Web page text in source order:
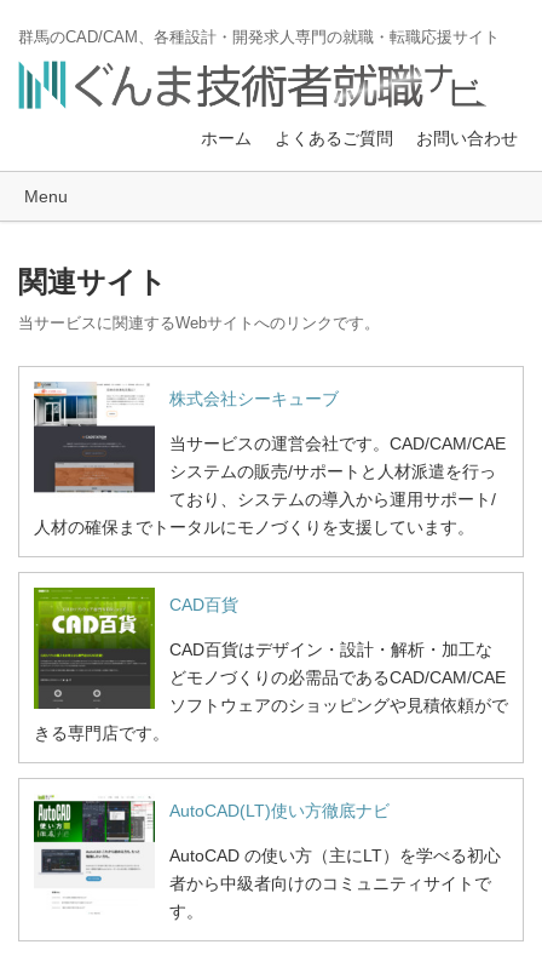
群馬のCAD/CAM、各種設計・開発求人専門の就職・転職応援サイト
ホーム よくあるご質問 お問い合わせ
Menu
関連サイト
当サービスに関連するWebサイトへのリンクです。
株式会社シーキューブ
当サービスの運営会社です。CAD/CAM/CAE
システムの販売/サポートと人材派遣を行っ
ており、システムの導入から運用サポート/
人材の確保までトータルにモノづくりを支援しています。
CAD百貨
CAD百貨はデザイン・設計・解析・加工な
どモノづくりの必需品であるCAD/CAM/CAE
ソフトウェアのショッピングや見積依頼がで
きる専門店です。
AutoCAD(LT)使い方徹底ナビ
AutoCAD の使い方（主にLT）を学べる初心
者から中級者向けのコミュニティサイトで
す。